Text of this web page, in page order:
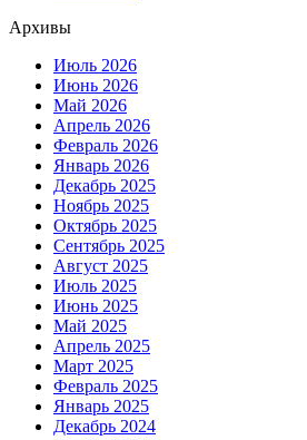
Архивы
Июль 2026
Июнь 2026
Май 2026
Апрель 2026
Февраль 2026
Январь 2026
Декабрь 2025
Ноябрь 2025
Октябрь 2025
Сентябрь 2025
Август 2025
Июль 2025
Июнь 2025
Май 2025
Апрель 2025
Март 2025
Февраль 2025
Январь 2025
Декабрь 2024